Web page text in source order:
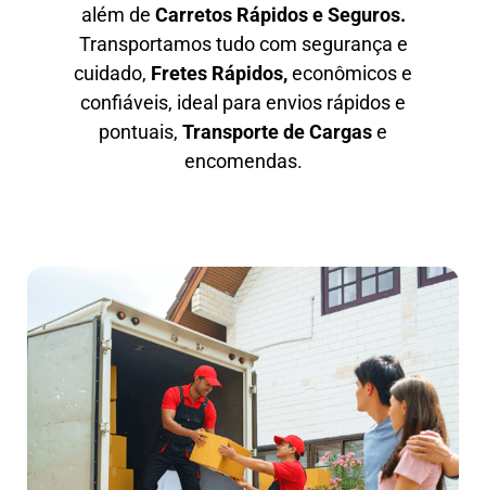
além de Carretos Rápidos e Seguros.
Transportamos tudo com segurança e
cuidado, Fretes Rápidos,econômicos e
confiáveis, ideal para envios rápidos e
pontuais, Transporte de Cargase
encomendas.